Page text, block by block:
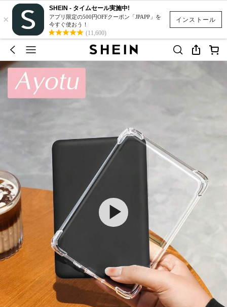
インストール
×
SHEIN - タイムセール実施中!
アプリ限定の500円OFFクーポン「JPAPP」を
今すぐ使おう！
(11,600)